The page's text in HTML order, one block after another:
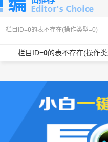
栏目ID=0的表不存在(操作类型=0)
栏目ID=0的表不存在(操作